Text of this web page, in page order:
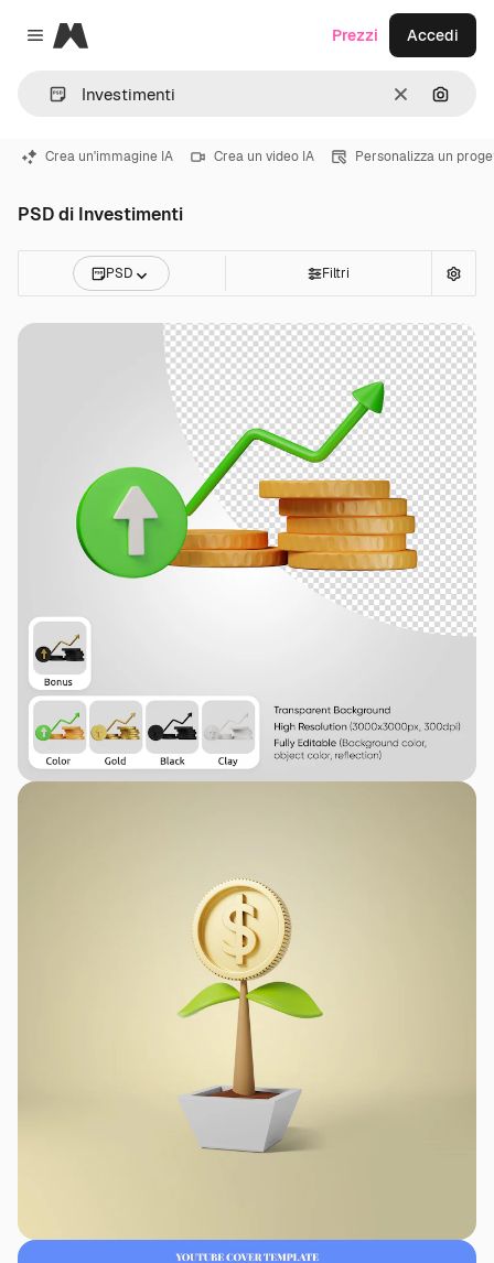
Close menu
Magnific
CancellaCerca
Prezzi Accedi
Crea un'immagine IA Crea un video IA Personalizza un
PSD di Investimenti
PSD Filtri